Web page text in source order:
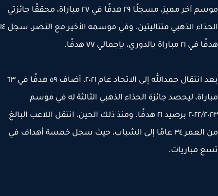
موسم آخر مميز، مسجلًا ٢٩ هدفًا في ٢٧ مباراة، محققًا جائزتي
الحذاء الذهبي متتاليتين. وفي موسمه الأخير مع النصر، سجل ١٤
بالدوري، بإجمالي ٧٧ هدفًا.
بعد انتقال حمدالله إلى الاتحاد عام ٢٠٢١، أضاف ٥٩ هدفًا في ٦٣
ليحصد جائزة الحذاء الذهبي الثالثة له في موسم
٢٠٢٢/٢٠٢٣ برصيد ٢١ هدفًا. ومنذ ذلك الحين، انتقل اللاعب البالغ
من العمر ٣٤ عامًا إلى الشباب، حيث سجل خمسة أهداف في
مباريات.